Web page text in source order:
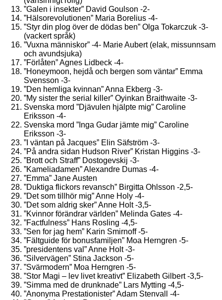
”Galen i insekter” David Goulson -2-
”Hälsorevolutionen” Maria Borelius -4-
”Styr din plog över de dödas ben” Olga Tokarczuk -3-
(vackert språk)
”Vuxna människor” -4- Marie Aubert (elak, missunnsam
och avundsjuka)
”Förlåten” Agnes Lidbeck -4-
”Honeymoon, hejdå och bergen som väntar” Emma
Svensson -3-
”Den hemliga kvinnan” Anna Ekberg -3-
”My sister the serial killer” Oyinkan Braithwaite -3-
Svenska mord ”Djävulen hjälpte mig” Caroline
Eriksson -4-
Svenska mord ”Inga Gudar jämte mig” Caroline
Eriksson -3-
”I väntan på Jacques” Elin Säfström -3-
”På andra sidan Hudson River” Kristan Higgins -3-
”Brott och Straff” Dostogevskij -3-
”Kameliadamen” Alexandre Dumas -4-
”Emma” Jane Austen
”Duktiga flickors revansch” Birgitta Ohlsson -2,5-
”Det som tillhör mig” Anne Holy -4-
”Det som aldrig sker” Anne Holt -3,5-
”Kvinnor förändrar världen” Melinda Gates -4-
”Factfulness” Hans Rosling -4,5-
”Sen for jag hem” Karin Smirnoff -5-
”Fältguide för bonusfamiljen” Moa Herngren -5-
”presidentens val” Anne Holt -3-
”Silvervägen” Stina Jackson -5-
”Svärmodern” Moa Herngren -5-
”Stor Magi – lev livet kreativt” Elizabeth Gilbert -3,5-
”Simma med de drunknade” Lars Mytting -4,5-
”Anonyma Prestationister” Adam Stenvall -4-